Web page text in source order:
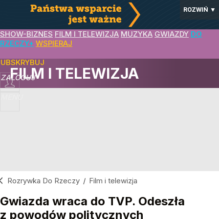
ROZWIŃ ▼
SHOW-BIZNES FILM I TELEWIZJA MUZYKA GWIAZDY DO
RZECZY+ WSPIERAJ
ZALOGUJ
FILM I TELEWIZJA
Rozrywka Do Rzeczy / Film i telewizja
Gwiazda wraca do TVP. Odeszła
z powodów politycznych